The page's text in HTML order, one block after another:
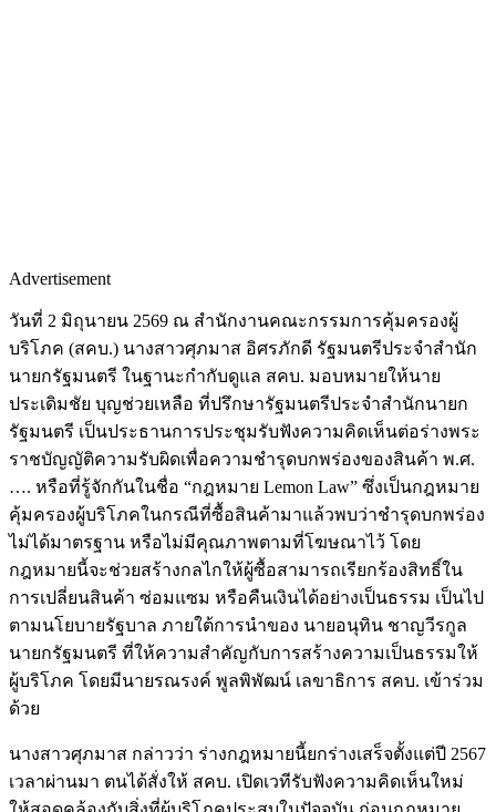
Advertisement
วันที่ 2 มิถุนายน 2569 ณ สำนักงานคณะกรรมการคุ้มครองผู้
บริโภค (สคบ.) นางสาวศุภมาส อิศรภักดี รัฐมนตรีประจำสำนัก
นายกรัฐมนตรี ในฐานะกำกับดูแล สคบ. มอบหมายให้นาย
ประเดิมชัย บุญช่วยเหลือ ที่ปรึกษารัฐมนตรีประจำสำนักนายก
รัฐมนตรี เป็นประธานการประชุมรับฟังความคิดเห็นต่อร่างพระ
ราชบัญญัติความรับผิดเพื่อความชำรุดบกพร่องของสินค้า พ.ศ.
…. หรือที่รู้จักกันในชื่อ “กฎหมาย Lemon Law” ซึ่งเป็นกฎหมาย
คุ้มครองผู้บริโภคในกรณีที่ซื้อสินค้ามาแล้วพบว่าชำรุดบกพร่อง
ไม่ได้มาตรฐาน หรือไม่มีคุณภาพตามที่โฆษณาไว้ โดย
กฎหมายนี้จะช่วยสร้างกลไกให้ผู้ซื้อสามารถเรียกร้องสิทธิ์ใน
การเปลี่ยนสินค้า ซ่อมแซม หรือคืนเงินได้อย่างเป็นธรรม เป็นไป
ตามนโยบายรัฐบาล ภายใต้การนำของ นายอนุทิน ชาญวีรกูล
นายกรัฐมนตรี ที่ให้ความสำคัญกับการสร้างความเป็นธรรมให้
ผู้บริโภค โดยมีนายรณรงค์ พูลพิพัฒน์ เลขาธิการ สคบ. เข้าร่วม
ด้วย
นางสาวศุภมาส กล่าวว่า ร่างกฎหมายนี้ยกร่างเสร็จตั้งแต่ปี 2567
เวลาผ่านมา ตนได้สั่งให้ สคบ. เปิดเวทีรับฟังความคิดเห็นใหม่